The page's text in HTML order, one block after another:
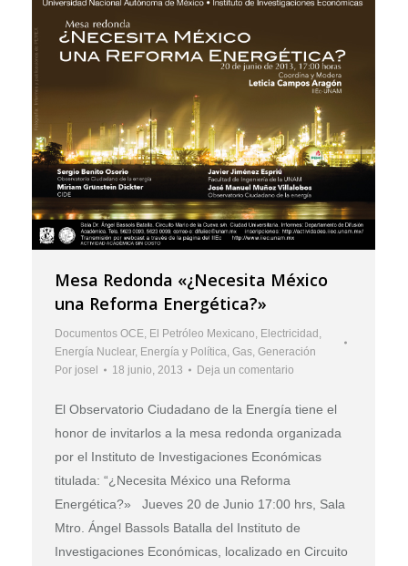
Mesa Redonda «¿Necesita México
una Reforma Energética?»
Documentos OCE El Petróleo Mexicano Electricidad
Energía Nuclear, Energía y Política Gas Generación
Por josel 18 junio, 2013 Deja un comentario
El Observatorio Ciudadano de la Energía tiene el
honor de invitarlos a la mesa redonda organizada
por el Instituto de Investigaciones Económicas
titulada: “¿Necesita México una Reforma
Energética?» Jueves 20 de Junio 17:00 hrs, Sala
Mtro. Ángel Bassols Batalla del Instituto de
Investigaciones Económicas, localizado en Circuito